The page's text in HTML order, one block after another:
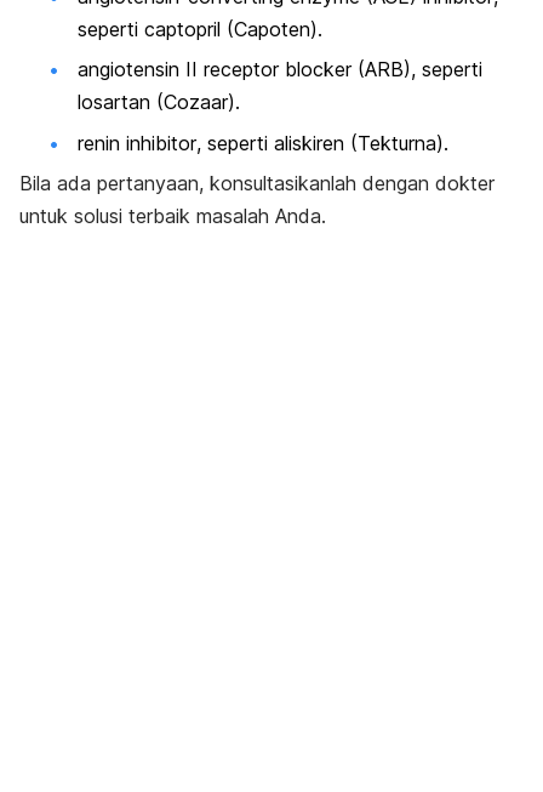
seperti captopril (Capoten).
angiotensin II receptor blocker(ARB), seperti
losartan (Cozaar).
renin inhibitor, seperti aliskiren (Tekturna).
Bila ada pertanyaan, konsultasikanlah dengan dokter
untuk solusi terbaik masalah Anda.